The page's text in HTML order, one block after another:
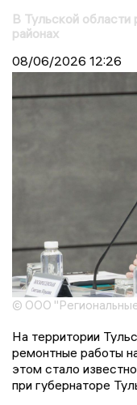
В Тульской
районах
08/06/2026 12:26
© ООО
На территории
ремонтные работы
этом стало
при губернаторе